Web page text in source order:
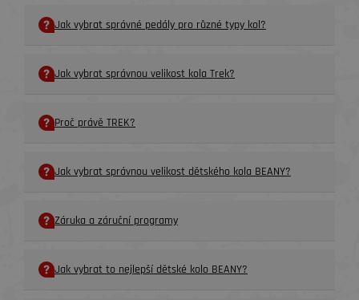
Jak vybrat správné pedály pro různé typy kol?
Jak vybrat správnou velikost kola Trek?
Proč právě TREK?
Jak vybrat správnou velikost dětského kola BEANY?
Záruka a záruční programy
Jak vybrat to nejlepší dětské kolo BEANY?